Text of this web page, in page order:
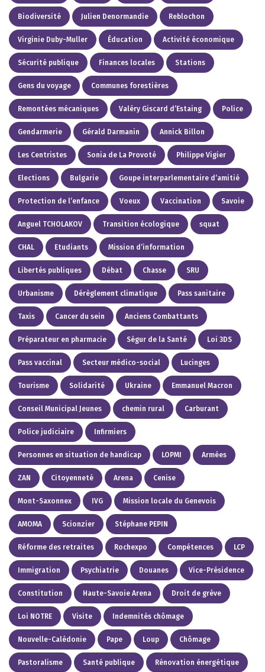
Biodiversité Julien Denormandie Reblochon
Virginie Duby-Muller Éducation Activité économique
Sécurité publique Finances locales Stations
Gens du voyage Communes forestières
Remontées mécaniques Valéry Giscard d’Estaing Police
Gendarmerie Gérald Darmanin Annick Billon
Les Centristes Sonia de La Provoté Philippe Vigier
Elections Bulgarie Goupe interparlementaire d’amitié
Protection de l’enfance Voeux Vaccination Savoie
Anguel TCHOLAKOV Transition écologique squat
CHAL Etudiants Mission d’information
Libertés publiques Débat Chasse SRU
Urbanisme Dérèglement climatique Pass sanitaire
Taxis Cancer du sein Anciens Combattants
Préparateur en pharmacie Ségur de la Santé Loi 3DS
Pass vaccinal Secteur médico-social Lucinges
Tourisme Solidarité Ukraine Emmanuel Macron
Conseil Municipal Jeunes chemin rural Carburant
Police judiciaire Infirmiers
Personnes en situation de handicap LOPMI Armées
ZAN Citoyenneté Arena Cenise
Mont-Saxonnex IVG Mission locale du Genevois
AMOMA Scionzier Stéphane PEPIN
Réforme des retraites Rochexpo Compétences LCP
Immigration Psychiatrie Douanes Vice-Présidence
Constitution Haute-Savoie Arena Droit de grève
Loi NOTRE Visite Indemnités chômage
Nouvelle-Calédonie Pape Loup Chômage
Pastoralisme Santé publique Rénovation énergétique